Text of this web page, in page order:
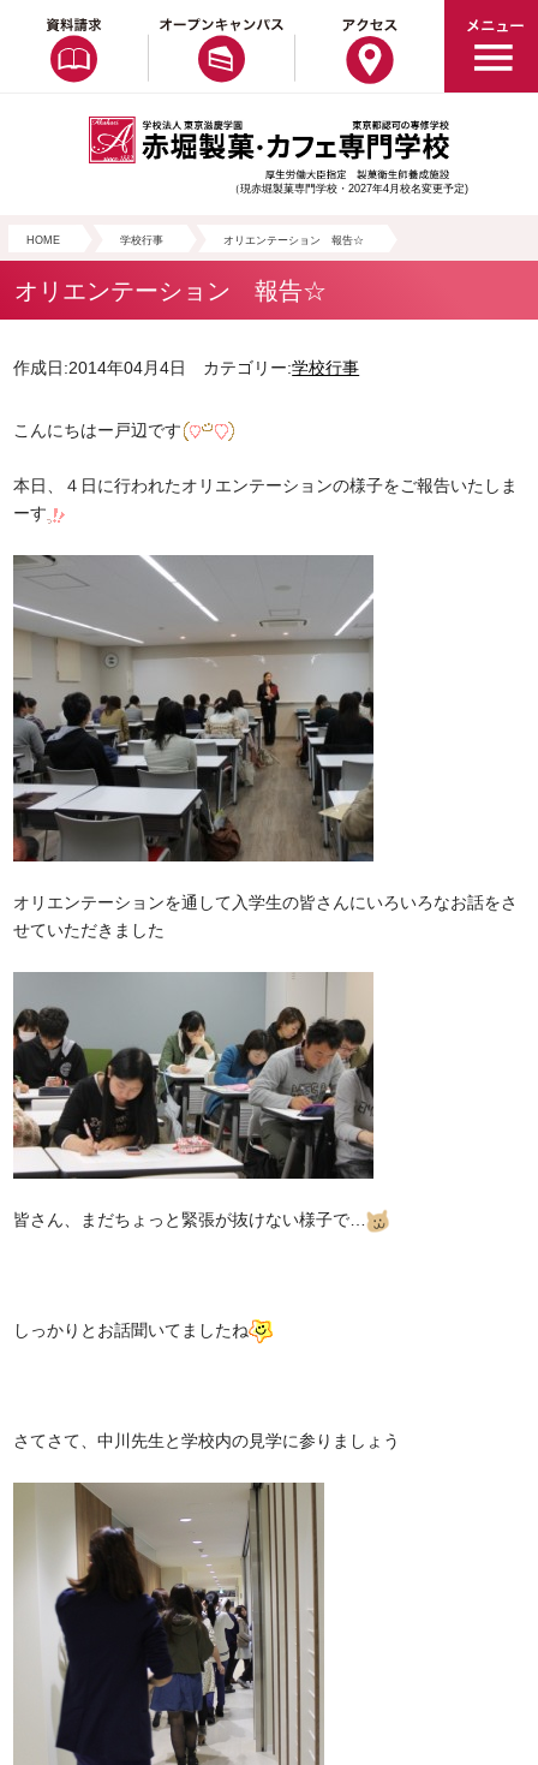
（現赤堀製菓専門学校・2027年4月校名変更予定)
HOME 学校行事 オリエンテーション 報告☆
オリエンテーション 報告☆
作成日:2014年04月4日 カテゴリー:学校行事
こんにちはー戸辺です
本日、４日に行われたオリエンテーションの様子をご報告いたしま
ーす
オリエンテーションを通して入学生の皆さんにいろいろなお話をさ
せていただきました
皆さん、まだちょっと緊張が抜けない様子で…
しっかりとお話聞いてましたね
さてさて、中川先生と学校内の見学に参りましょう